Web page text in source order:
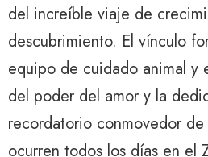
del increíble viaje de
descubrimiento. El vínculo
equipo de cuidado animal y
del poder del amor y la
recordatorio conmovedor
ocurren todos los días en el